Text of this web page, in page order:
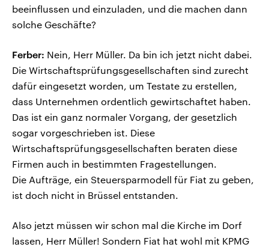
beeinflussen und einzuladen, und die machen dann
solche Geschäfte?
Ferber: Nein, Herr Müller. Da bin ich jetzt nicht dabei.
Die Wirtschaftsprüfungsgesellschaften sind zurecht
dafür eingesetzt worden, um Testate zu erstellen,
dass Unternehmen ordentlich gewirtschaftet haben.
Das ist ein ganz normaler Vorgang, der gesetzlich
sogar vorgeschrieben ist. Diese
Wirtschaftsprüfungsgesellschaften beraten diese
Firmen auch in bestimmten Fragestellungen.
Die Aufträge, ein Steuersparmodell für Fiat zu geben,
ist doch nicht in Brüssel entstanden.
Also jetzt müssen wir schon mal die Kirche im Dorf
lassen, Herr Müller! Sondern Fiat hat wohl mit KPMG